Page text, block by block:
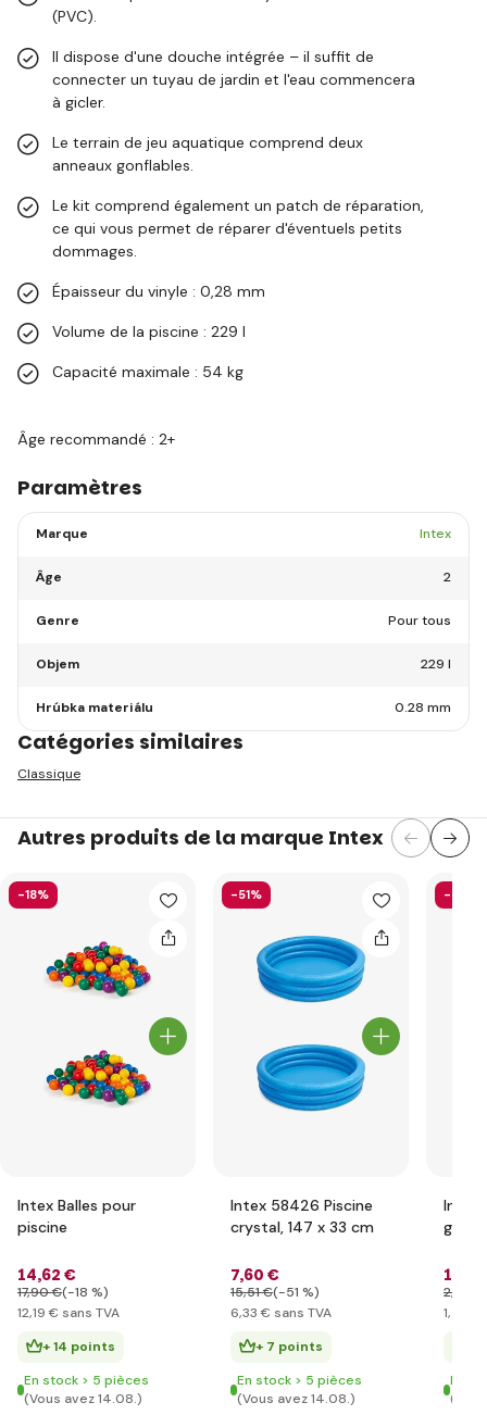
(PVC).
Il dispose d'une douche intégrée – il suffit de
connecter un tuyau de jardin et l'eau commencera
à gicler.
Le terrain de jeu aquatique comprend deux
anneaux gonflables.
Le kit comprend également un patch de réparation,
ce qui vous permet de réparer d'éventuels petits
dommages.
Épaisseur du vinyle : 0,28 mm
Volume de la piscine : 229 l
Capacité maximale : 54 kg
Âge recommandé : 2+
Paramètres
Marque Intex
Âge 2
Genre Pour tous
Objem 229 l
Hrúbka materiálu 0.28 mm
Catégories similaires
Classique
Autres produits de la marque Intex
-18%
Intex Balles pour
piscine
14,62 €
17,90 €(-18 %)
12,19 € sans TVA
+ 14 points
En stock > 5 pièces
(Vous avez 14.08.)
-51%
Intex 58426 Piscine
crystal, 147 x 33 cm
7,60 €
15,51 €(-51 %)
6,33 € sans TVA
+ 7 points
En stock > 5 pièces
(Vous avez 14.08.)
-40%
Intex
1
2,90 €
1,46 €
En